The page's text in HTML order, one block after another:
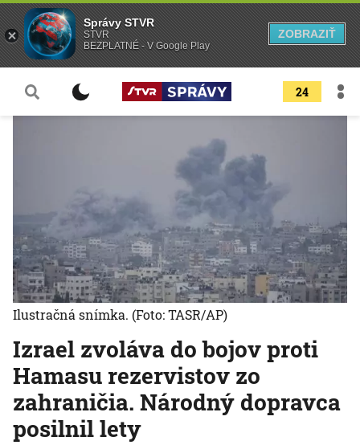
24
Izrael zvoláva do bojov proti
Hamasu rezervistov zo
zahraničia. Národný dopravca
posilnil lety
Ilustračná snímka. (Foto: TASR/AP)
Správy STVR
STVR
BEZPLATNÉ - V Google Play
ZOBRAZIŤ